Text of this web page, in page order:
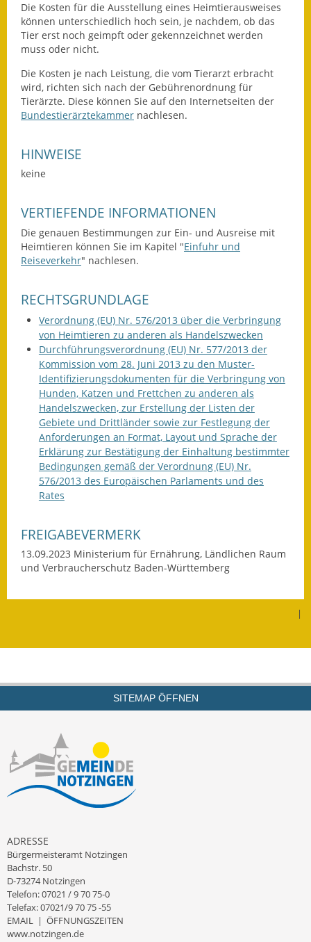
Wahlen
Leben
Bauen und Wohnen
Bebauungspläne
Bodenrichtwerte
Gutachterausschuss
Landessanierungsprogramm
Mietspiegel
Rückstausicherung von
Gebäuden
Hochwassergefahrenkarte
Kernzeitbetreuung
Kinderbetreuung
Nahverkehr
Ver- & Entsorgung
Die Kosten für die Ausstellung eines Heimtierausweises
können unterschiedlich hoch sein, je nachdem, ob das
Tier erst noch geimpft oder gekennzeichnet werden
muss oder nicht.
Die Kosten je nach Leistung, die vom Tierarzt erbracht
wird, richten sich nach der Gebührenordnung für
Tierärzte. Diese können Sie auf den Internetseiten der
Bundestierärztekammer nachlesen.
HINWEISE
keine
VERTIEFENDE INFORMATIONEN
Die genauen Bestimmungen zur Ein- und Ausreise mit
Heimtieren können Sie im Kapitel "Einfuhr und
Reiseverkehr" nachlesen.
RECHTSGRUNDLAGE
Verordnung (EU) Nr. 576/2013 über die Verbringung
von Heimtieren zu anderen als Handelszwecken
Durchführungsverordnung (EU) Nr. 577/2013 der
Kommission vom 28. Juni 2013 zu den Muster-
Identifizierungsdokumenten für die Verbringung von
Hunden, Katzen und Frettchen zu anderen als
Handelszwecken, zur Erstellung der Listen der
Gebiete und Drittländer sowie zur Festlegung der
Anforderungen an Format, Layout und Sprache der
Erklärung zur Bestätigung der Einhaltung bestimmter
Bedingungen gemäß der Verordnung (EU) Nr.
576/2013 des Europäischen Parlaments und des
Rates
FREIGABEVERMERK
13.09.2023 Ministerium für Ernährung, Ländlichen Raum
und Verbraucherschutz Baden-Württemberg
|
SITEMAP ÖFFNEN
ADRESSE
Bürgermeisteramt Notzingen
Bachstr. 50
D-73274 Notzingen
Telefon: 07021 / 9 70 75-0
Telefax: 07021/9 70 75 -55
EMAIL | ÖFFNUNGSZEITEN
www.notzingen.de